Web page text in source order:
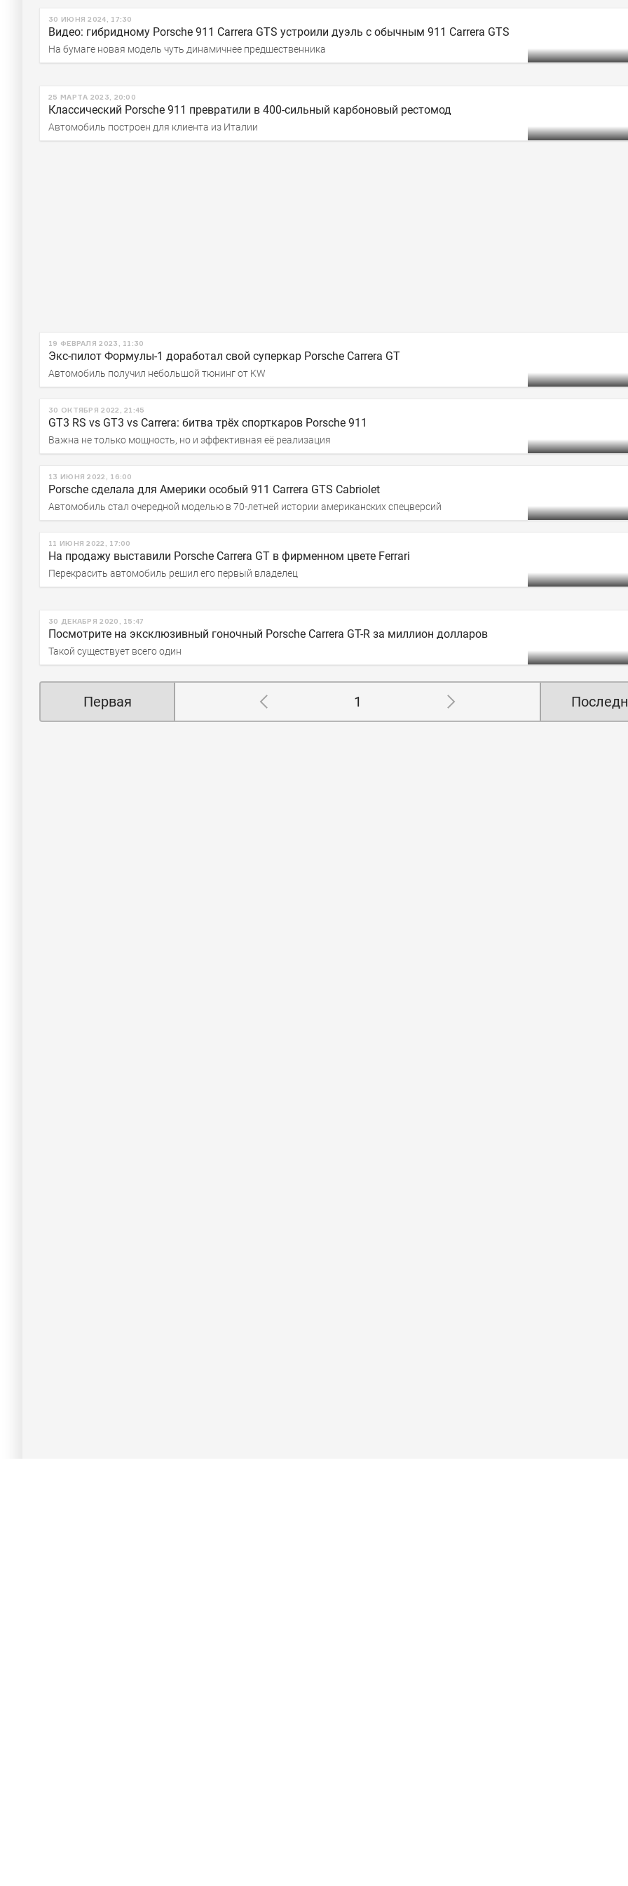
30 ИЮНЯ 2024, 17:30
Видео: гибридному Porsche 911 Carrera GTS устроили дуэль с обычным 911 Carrera GTS
На бумаге новая модель чуть динамичнее предшественника
25 МАРТА 2023, 20:00
Классический Porsche 911 превратили в 400-сильный карбоновый рестомод
Автомобиль построен для клиента из Италии
19 ФЕВРАЛЯ 2023, 11:30
Экс-пилот Формулы-1 доработал свой суперкар Porsche Carrera GT
Автомобиль получил небольшой тюнинг от KW
30 ОКТЯБРЯ 2022, 21:45
GT3 RS vs GT3 vs Carrera: битва трёх спорткаров Porsche 911
Важна не только мощность, но и эффективная её реализация
13 ИЮНЯ 2022, 16:00
Porsche сделала для Америки особый 911 Carrera GTS Cabriolet
Автомобиль стал очередной моделью в 70-летней истории американских спецверсий
11 ИЮНЯ 2022, 17:00
На продажу выставили Porsche Carrera GT в фирменном цвете Ferrari
Перекрасить автомобиль решил его первый владелец
30 ДЕКАБРЯ 2020, 15:47
Посмотрите на эксклюзивный гоночный Porsche Carrera GT-R за миллион долларов
Такой существует всего один
Первая 1